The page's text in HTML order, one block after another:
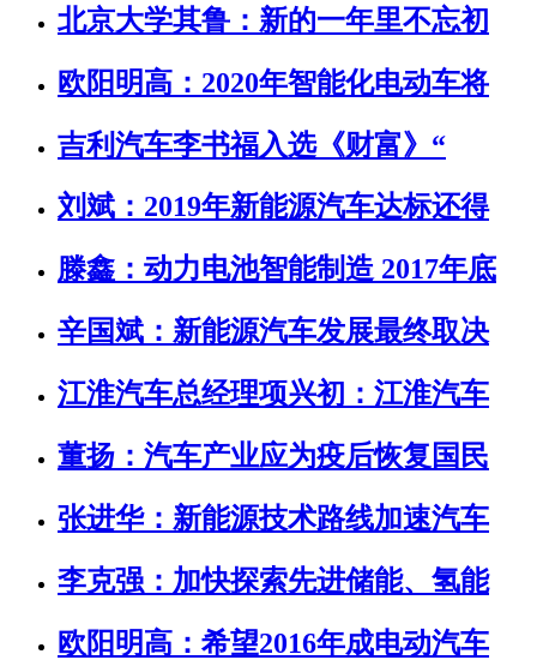
北京大学其鲁：新的一年里不忘初
欧阳明高：2020年智能化电动车将
吉利汽车李书福入选《财富》“
刘斌：2019年新能源汽车达标还得
滕鑫：动力电池智能制造 2017年底
辛国斌：新能源汽车发展最终取决
江淮汽车总经理项兴初：江淮汽车
董扬：汽车产业应为疫后恢复国民
张进华：新能源技术路线加速汽车
李克强：加快探索先进储能、氢能
欧阳明高：希望2016年成电动汽车